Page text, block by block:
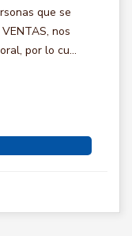
que se
nos
por lo cu...